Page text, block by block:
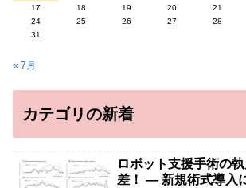
17
18 19 20 21
24
25 26 27 28
31
« 7月
カテゴリの新着
ロボット支援手術の
差！ — 新規術式導入